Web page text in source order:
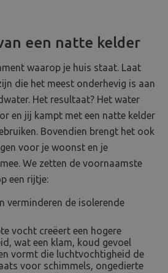
een natte kelder
waarop je huis staat. Laat
die het meest onderhevig is aan
Het resultaat? Het water
en jij kampt met een natte kelder
Bovendien brengt het ook
voor je woonst en je
We zetten de voornaamste
een rijtje:
verminderen de isolerende
vocht creëert een hogere
wat een klam, koud gevoel
vormt die luchtvochtigheid de
voor schimmels, ongedierte